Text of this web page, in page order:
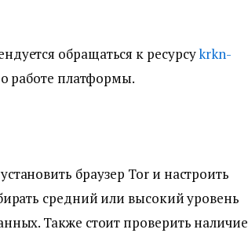
обращаться к ресурсуkrkn-
работе платформы.
браузер Tor и настроить
средний или высокий уровень
Также стоит проверить наличие